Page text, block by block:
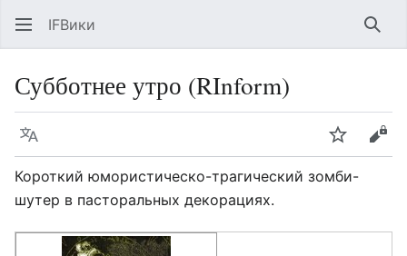
IFВики
Субботнее утро (RInform)
Язык Следить
Короткий юмористическо-трагический зомби-
шутер в пасторальных декорациях.